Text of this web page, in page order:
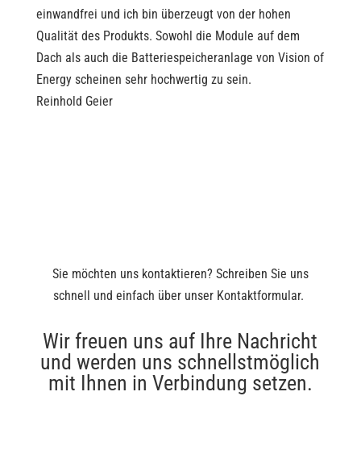
einwandfrei und ich bin überzeugt von der hohen
Qualität des Produkts. Sowohl die Module auf dem
Dach als auch die Batteriespeicheranlage von Vision of
Energy scheinen sehr hochwertig zu sein.
Reinhold Geier
Sie möchten uns kontaktieren? Schreiben Sie uns
schnell und einfach über unser Kontaktformular.
Wir freuen uns auf Ihre Nachricht
und werden uns schnellstmöglich
mit Ihnen in Verbindung setzen.